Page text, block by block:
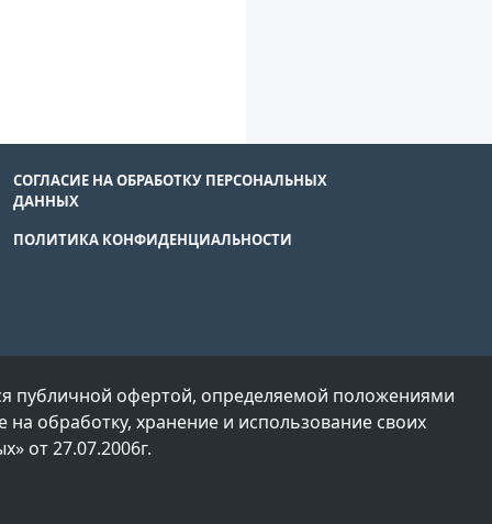
СОГЛАСИЕ НА ОБРАБОТКУ ПЕРСОНАЛЬНЫХ
ДАННЫХ
ПОЛИТИКА КОНФИДЕНЦИАЛЬНОСТИ
публичной офертой, определяемой положениями
обработку, хранение и использование своих
от 27.07.2006г.